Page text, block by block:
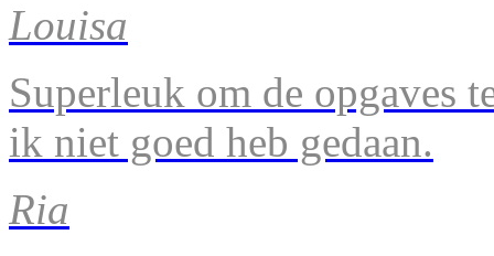
Louisa
Superleuk om de opgaves
ik niet goed heb gedaan.
Ria